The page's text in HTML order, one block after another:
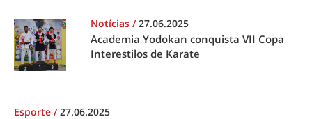
Notícias /27.06.2025
Academia Yodokan conquista VII Copa
Interestilos de Karate
Esporte /27.06.2025